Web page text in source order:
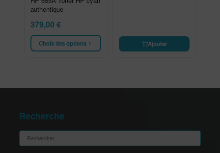
authentique
379,00 €
Choix des options Ajouter
Recherche